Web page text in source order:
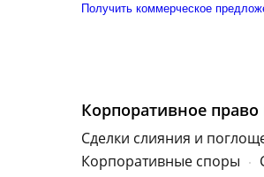
Получить коммерческое
Корпоративное
Сделки слияния и
Корпоративные споры